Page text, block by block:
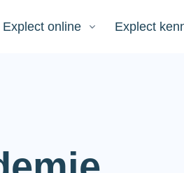
Explect online Explect